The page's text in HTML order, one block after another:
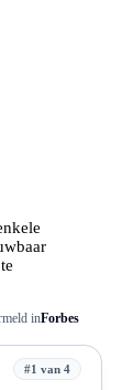
inForbes
#1 van 4